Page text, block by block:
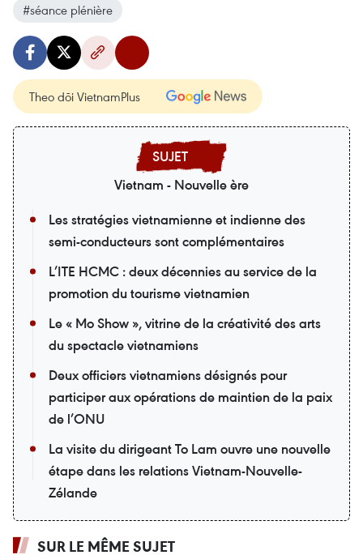
#séance plénière
Theo dõi VietnamPlus
Vietnam - Nouvelle ère
Les stratégies vietnamienne et indienne des
semi-conducteurs sont complémentaires
L’ITE HCMC : deux décennies au service de la
promotion du tourisme vietnamien
Le « Mo Show », vitrine de la créativité des arts
du spectacle vietnamiens
Deux officiers vietnamiens désignés pour
participer aux opérations de maintien de la paix
de l’ONU
La visite du dirigeant To Lam ouvre une nouvelle
étape dans les relations Vietnam-Nouvelle-
Zélande
SUR LE MÊME SUJET